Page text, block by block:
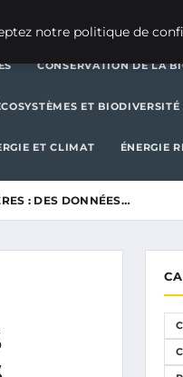
CONSERVATION DE LA
ET BIODIVERSITÉ
ET CLIMAT ÉNERGIE
: DES DONNÉES…
notre politique de